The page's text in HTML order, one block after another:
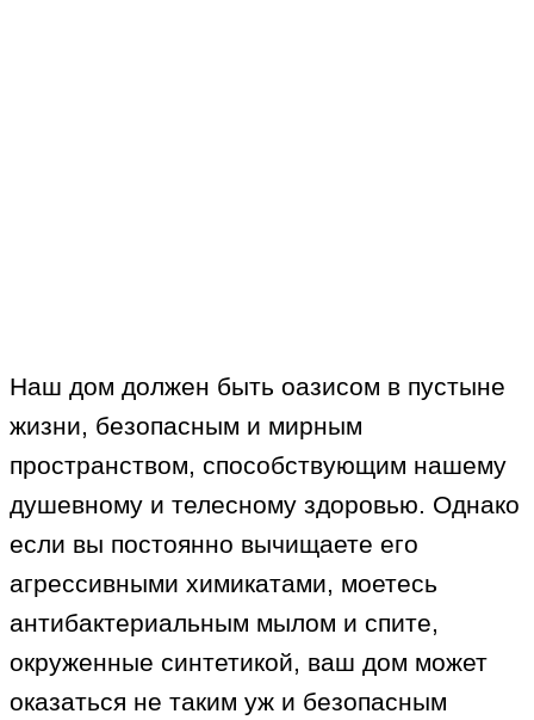
Наш дом должен быть оазисом в пустыне
жизни, безопасным и мирным
пространством, способствующим нашему
душевному и телесному здоровью. Однако
если вы постоянно вычищаете его
агрессивными химикатами, моетесь
антибактериальным мылом и спите,
окруженные синтетикой, ваш дом может
оказаться не таким уж и безопасным